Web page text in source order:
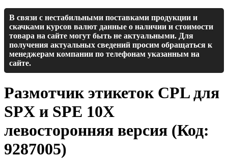
В связи с нестабильными поставками продукции и
скачками курсов валют данные о наличии и стоимости
товара на сайте могут быть не актуальными. Для
получения актуальных сведений просим обращаться к
менеджерам компании по телефонам указанным на
сайте.
Размотчик этикеток CPL для
SPX и SPE 10X
левосторонняя версия (Код:
9287005)